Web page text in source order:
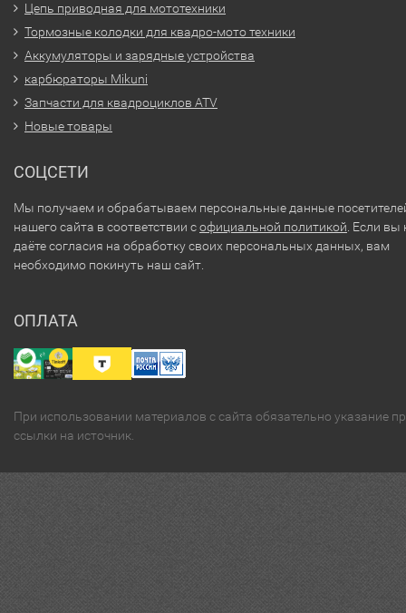
Цепь приводная для мототехники
Тормозные колодки для квадро-мото техники
Аккумуляторы и зарядные устройства
карбюраторы Mikuni
Запчасти для квадроциклов ATV
Новые товары
СОЦСЕТИ
Мы получаем и обрабатываем персональные данные
нашего сайта в соответствии софициальной политикой. Если вы
даёте согласия на обработку своих персональных данных, вам
необходимо покинуть наш сайт.
ОПЛАТА
При использовании материалов с сайта обязательно указание
ссылки на источник.